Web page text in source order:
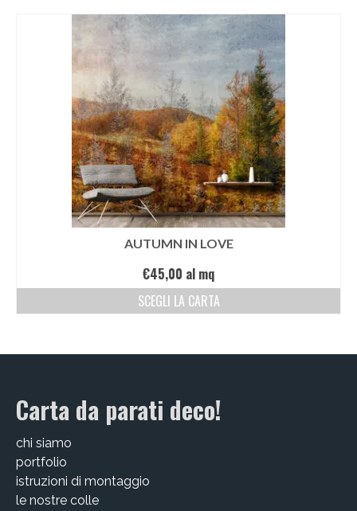
EDIZIONI SPECIALI
Artisti
Alessandro Bulgini
Andrea Bertotti
Chen Li
Enrico T. De Paris
Marcella Pralormo
Nicolas Galtier
Illustratori
Francesca Zanotto
AUTUMN IN LOVE
€45,00 al mq
SCEGLI LA CARTA
Carta da parati deco!
chi siamo
portfolio
istruzioni di montaggio
le nostre colle